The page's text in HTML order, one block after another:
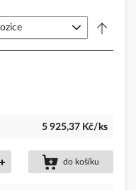
5 925,37 Kč/ks
do košíku